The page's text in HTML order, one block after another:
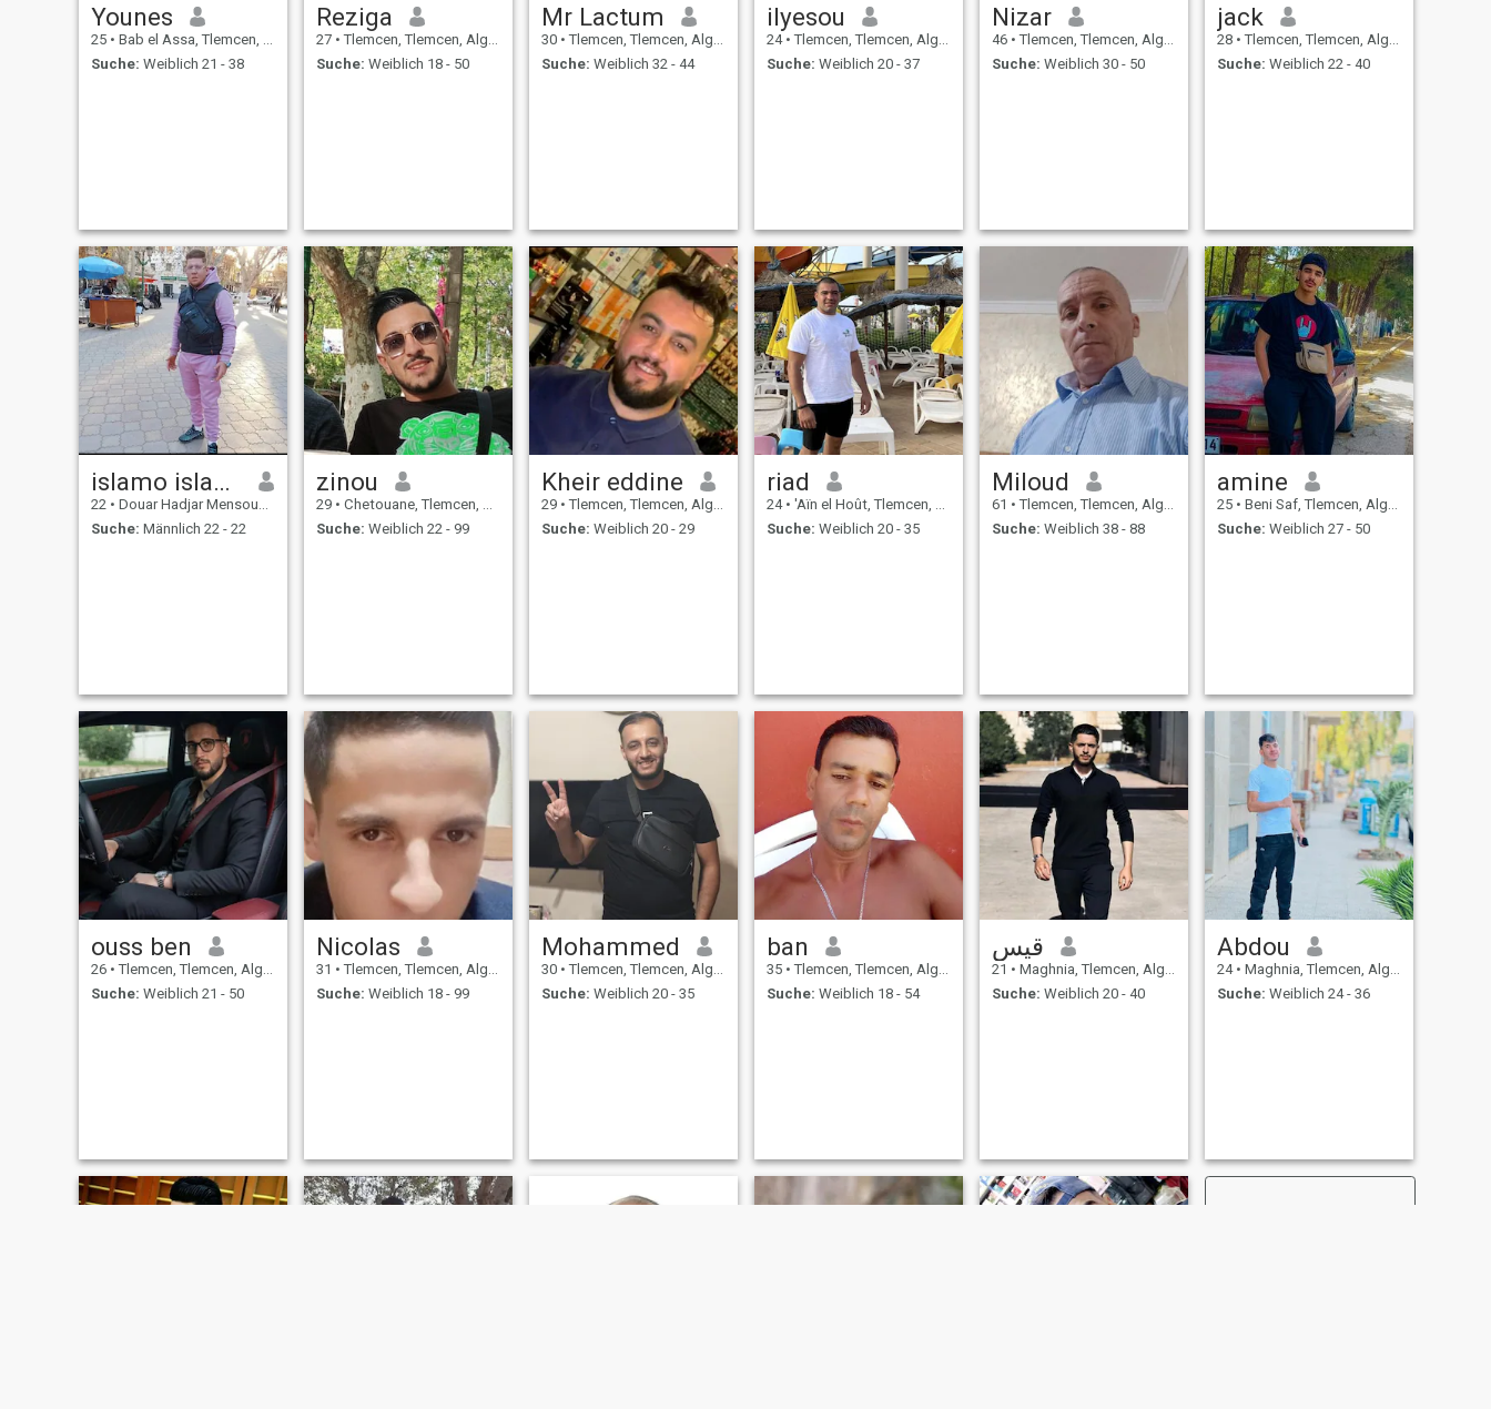
Younes
25 • Bab el Assa, Tlemcen, Algerien
Suche: Weiblich 21 - 38
Reziga
27 • Tlemcen, Tlemcen, Algerien
Suche: Weiblich 18 - 50
Mr Lactum
30 • Tlemcen, Tlemcen, Algerien
Suche: Weiblich 32 - 44
ilyesou
24 • Tlemcen, Tlemcen, Algerien
Suche: Weiblich 20 - 37
Nizar
46 • Tlemcen, Tlemcen, Algerien
Suche: Weiblich 30 - 50
jack
28 • Tlemcen, Tlemcen, Algerien
Suche: Weiblich 22 - 40
islamo islamo
22 • Douar Hadjar Mensouk, Tlemcen, Algerien
Suche: Männlich 22 - 22
zinou
29 • Chetouane, Tlemcen, Algerien
Suche: Weiblich 22 - 99
Kheir eddine
29 • Tlemcen, Tlemcen, Algerien
Suche: Weiblich 20 - 29
riad
24 • 'Aïn el Hoût, Tlemcen, Algerien
Suche: Weiblich 20 - 35
Miloud
61 • Tlemcen, Tlemcen, Algerien
Suche: Weiblich 38 - 88
amine
25 • Beni Saf, Tlemcen, Algerien
Suche: Weiblich 27 - 50
ouss ben
26 • Tlemcen, Tlemcen, Algerien
Suche: Weiblich 21 - 50
Nicolas
31 • Tlemcen, Tlemcen, Algerien
Suche: Weiblich 18 - 99
Mohammed
30 • Tlemcen, Tlemcen, Algerien
Suche: Weiblich 20 - 35
ban
35 • Tlemcen, Tlemcen, Algerien
Suche: Weiblich 18 - 54
قيس
21 • Maghnia, Tlemcen, Algerien
Suche: Weiblich 20 - 40
Abdou
24 • Maghnia, Tlemcen, Algerien
Suche: Weiblich 24 - 36